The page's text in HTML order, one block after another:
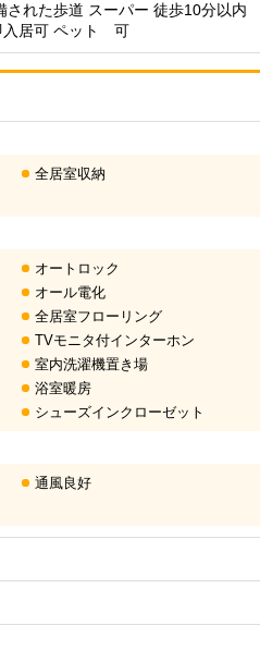
された歩道 スーパー 徒歩10分以内
居可 ペット 可
全居室収納
オートロック
オール電化
全居室フローリング
TVモニタ付インターホン
室内洗濯機置き場
浴室暖房
シューズインクローゼット
通風良好